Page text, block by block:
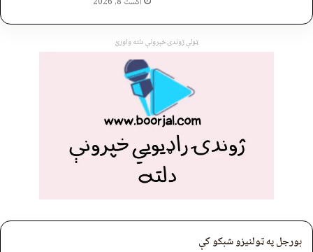
ټولې ژوندۍ خپرونې دلته واورئ
بورجل په ټولنیزو شبکو کې